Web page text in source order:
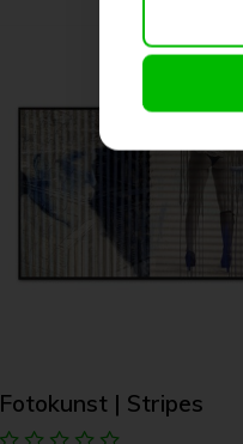
Fotokunst | Stripes